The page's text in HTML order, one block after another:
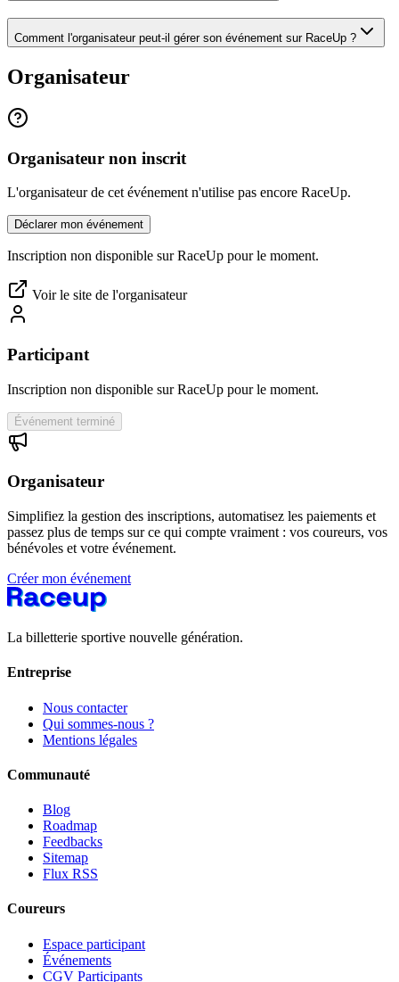
Comment l'organisateur peut-il gérer son événement sur RaceUp ?
Organisateur
Organisateur non inscrit
L'organisateur de cet événement n'utilise pas encore RaceUp.
Déclarer mon événement
Inscription non disponible sur RaceUp pour le moment.
Voir le site de l'organisateur
Participant
Inscription non disponible sur RaceUp pour le moment.
Événement terminé
Organisateur
Simplifiez la gestion des inscriptions, automatisez les paiements et
passez plus de temps sur ce qui compte vraiment : vos coureurs, vos
bénévoles et votre événement.
Créer mon événement
La billetterie sportive nouvelle génération.
Entreprise
Nous contacter
Qui sommes-nous ?
Mentions légales
Communauté
Blog
Roadmap
Feedbacks
Sitemap
Flux RSS
Coureurs
Espace participant
Événements
CGV Participants